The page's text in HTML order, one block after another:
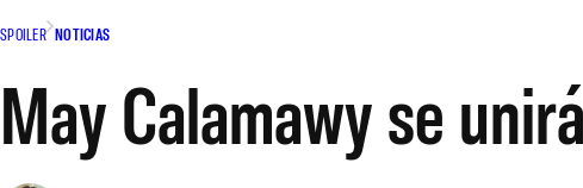
SPOILER NOTICIAS
May Calamawy se